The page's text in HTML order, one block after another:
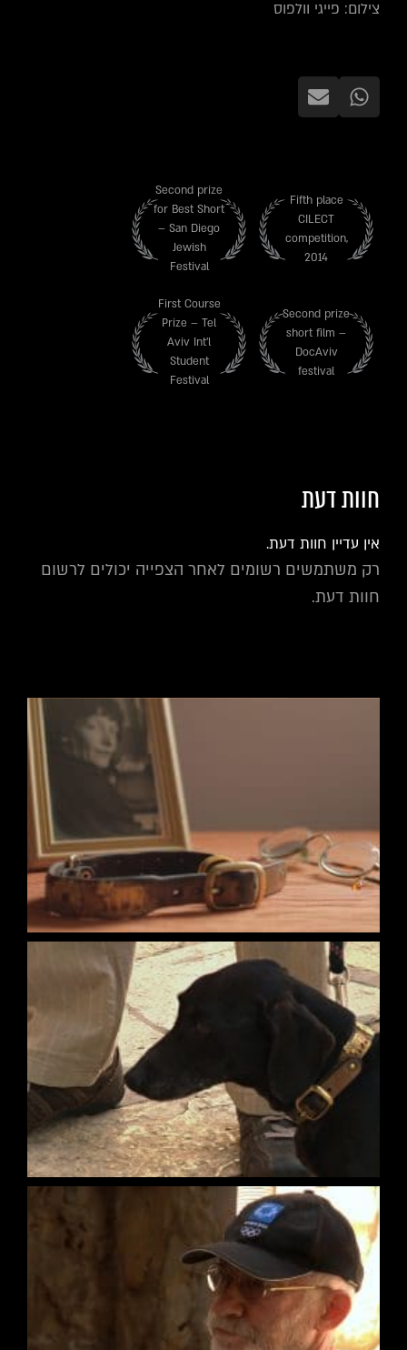
צילום: פייגי וולפוס
Fifth place
CILECT
competition,
2014
Second prize
for Best Short
– San Diego
Jewish
Festival
Second prize
short film –
DocAviv
festival
First Course
Prize – Tel
Aviv Int'l
Student
Festival
חוות דעת
אין עדיין חוות דעת.
רק משתמשים רשומים לאחר הצפייה יכולים לרשום
חוות דעת.